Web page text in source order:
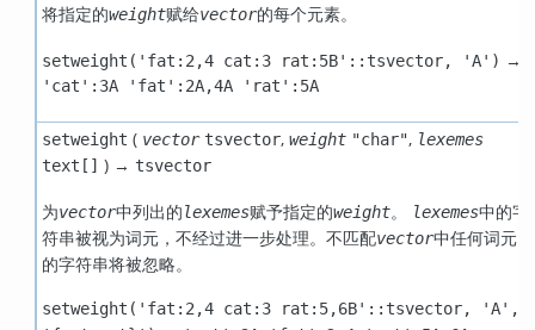
将指定的weight赋给vector的每个元素。
setweight('fat:2,4 cat:3 rat:5B'::tsvector, 'A') →
'cat':3A 'fat':2A,4A 'rat':5A
setweight ( vector tsvector, weight "char", lexemes
text[] ) → tsvector
为vector中列出的lexemes赋予指定的weight。 lexemes中的字
符串被视为词元，不经过进一步处理。不匹配vector中任何词元
的字符串将被忽略。
setweight('fat:2,4 cat:3 rat:5,6B'::tsvector, 'A',